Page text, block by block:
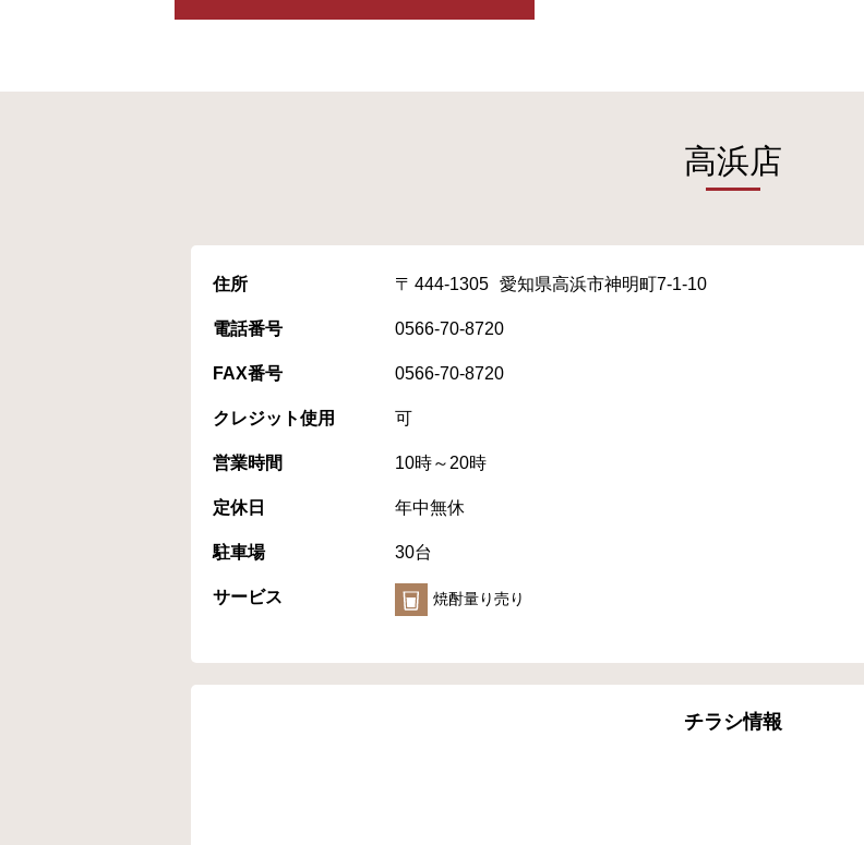
高浜店
住所 444-1305 愛知県高浜市神明町7-1-10
電話番号 0566-70-8720
FAX番号 0566-70-8720
クレジット使用 可
営業時間 10時～20時
定休日 年中無休
駐車場 30台
サービス 焼酎量り売り
チラシ情報